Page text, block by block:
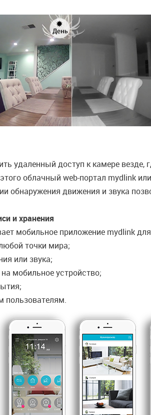
удаленный доступ к камере везде,
облачный web-портал mydlink
обнаружения движения и звука
и хранения
мобильное приложение mydlink
точки мира;
или звука;
мобильное устройство;
пользователям.